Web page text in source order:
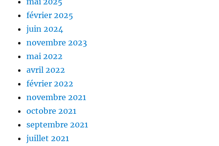
février 2025
juin 2024
novembre 2023
mai 2022
avril 2022
février 2022
novembre 2021
octobre 2021
septembre 2021
juillet 2021